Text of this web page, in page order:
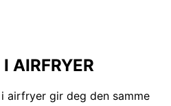
AIRFRYER
airfryer gir deg den samme